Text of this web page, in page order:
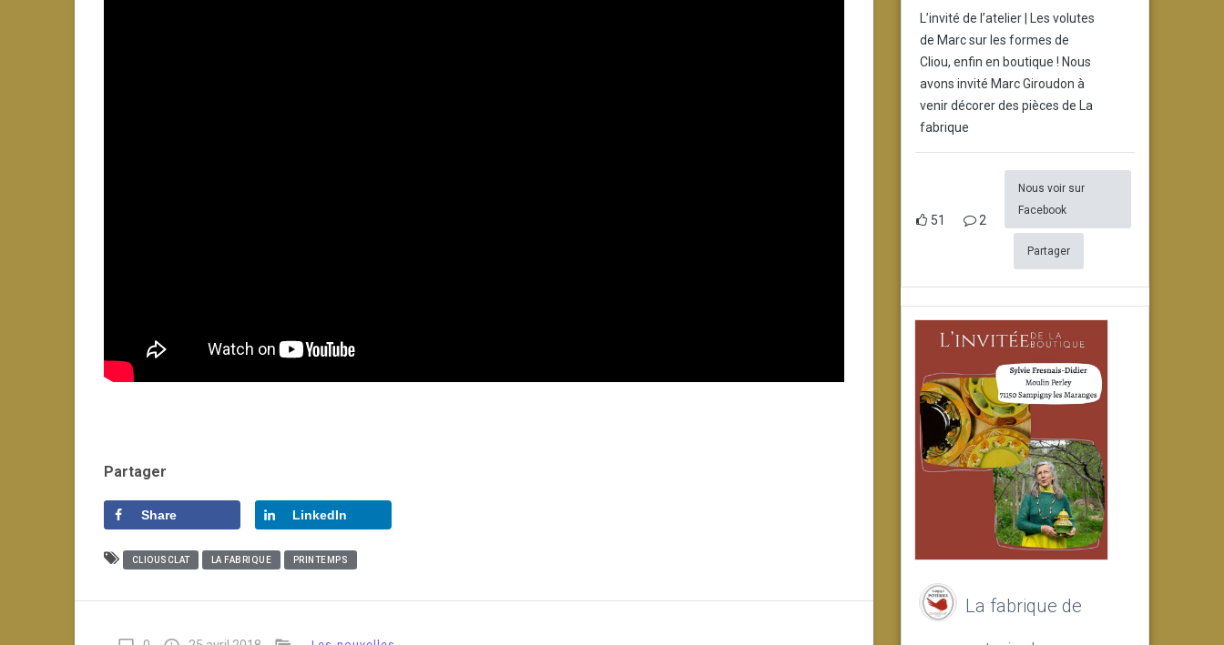
Partager
Share LinkedIn
CLIOUSCLAT LA FABRIQUE PRINTEMPS
L’invité de l’atelier | Les volutes
de Marc sur les formes de
Cliou, enfin en boutique ! Nous
avons invité Marc Giroudon à
venir décorer des pièces de La
fabrique
51 2
Nous voir sur
Facebook
Partager
La fabrique de